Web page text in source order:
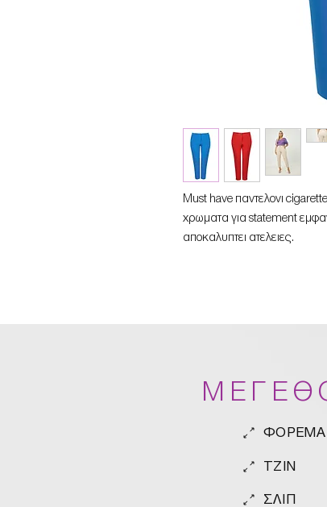
Must have παντελονι
χρωματα για statement
αποκαλυπτει ατελειες.
ΦΟΡΕΜΑ
TZIN
ΣΛΙΠ